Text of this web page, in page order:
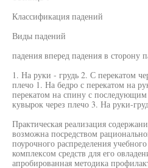
Классификация падений
Виды падений
падения вперед падения в сторону
1. На руки - грудь 2. С перекатом
плечо 1. На бедро с перекатом на
перекатом на спину с
кувырок через плечо 3. На руки-
Практическая реализация
возможна посредством
поурочного распределения
комплексом средств для его
апробированная методика